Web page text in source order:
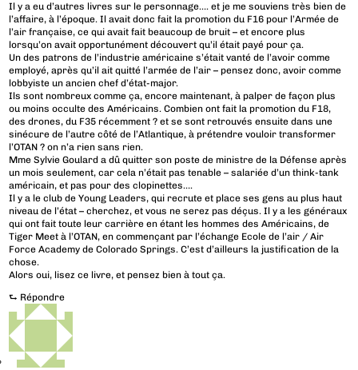
Il y a eu d’autres livres sur le personnage…. et je me souviens très bien de
l’affaire, à l’époque. Il avait donc fait la promotion du F16 pour l’Armée de
l’air française, ce qui avait fait beaucoup de bruit – et encore plus
lorsqu’on avait opportunément découvert qu’il était payé pour ça.
Un des patrons de l’industrie américaine s’était vanté de l’avoir comme
employé, après qu’il ait quitté l’armée de l’air – pensez donc, avoir comme
lobbyiste un ancien chef d’état-major.
Ils sont nombreux comme ça, encore maintenant, à palper de façon plus
ou moins occulte des Américains. Combien ont fait la promotion du F18,
des drones, du F35 récemment ? et se sont retrouvés ensuite dans une
sinécure de l’autre côté de l’Atlantique, à prétendre vouloir transformer
l’OTAN ? on n’a rien sans rien.
Mme Sylvie Goulard a dû quitter son poste de ministre de la Défense après
un mois seulement, car cela n’était pas tenable – salariée d’un think-tank
américain, et pas pour des clopinettes….
Il y a le club de Young Leaders, qui recrute et place ses gens au plus haut
niveau de l’état – cherchez, et vous ne serez pas déçus. Il y a les généraux
qui ont fait toute leur carrière en étant les hommes des Américains, de
Tiger Meet à l’OTAN, en commençant par l’échange Ecole de l’air / Air
Force Academy de Colorado Springs. C’est d’ailleurs la justification de la
chose.
Alors oui, lisez ce livre, et pensez bien à tout ça.
⮑ Répondre